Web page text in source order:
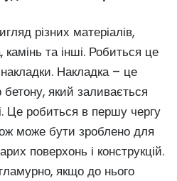
різних матеріалів,
та інші. Робиться це
Накладка – це
який заливається
Це робиться в першу чергу
може бути зроблено для
поверхонь і конструкцій.
якщо до нього